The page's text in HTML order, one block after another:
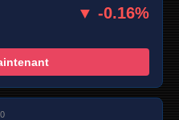
▼ -0.16%